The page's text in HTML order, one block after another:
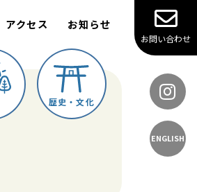
アクセス お知らせ
お問い合わせ
ENGLISH
歴史・文化